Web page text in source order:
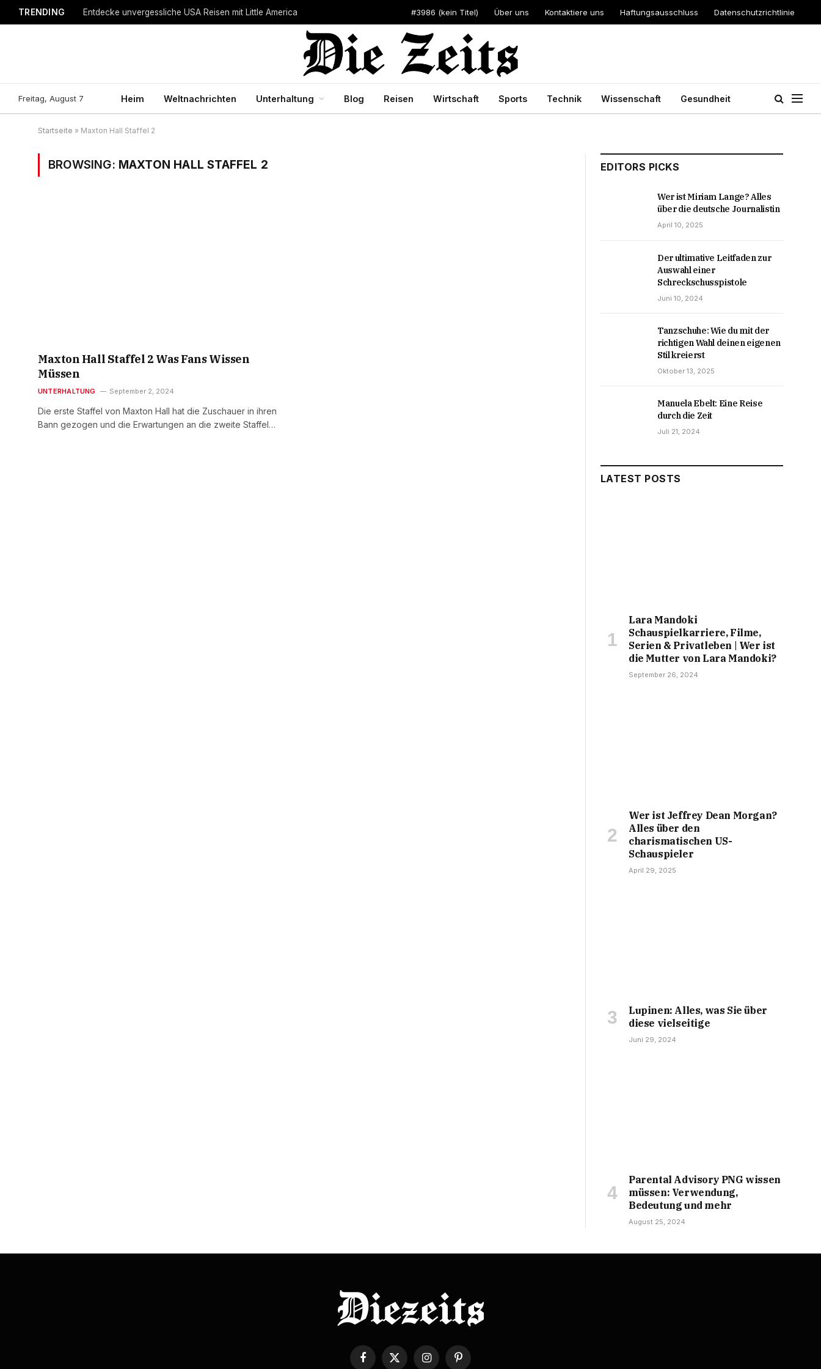
TRENDING Entdecke unvergessliche USA Reisen mit Little America #3986 (kein Titel) Über uns Kontaktiere uns Haftungsausschluss Datenschutzrichtlinie
Freitag, August 7 Heim Weltnachrichten Unterhaltung Blog Reisen Wirtschaft Sports Technik Wissenschaft Gesundheit
Startseite » Maxton Hall Staffel 2
BROWSING: MAXTON HALL STAFFEL 2
Maxton Hall Staffel 2 Was Fans Wissen
Müssen
UNTERHALTUNG September 2, 2024
Die erste Staffel von Maxton Hall hat die Zuschauer in ihren
Bann gezogen und die Erwartungen an die zweite Staffel…
EDITORS PICKS
Wer ist Miriam Lange? Alles
über die deutsche Journalistin
April 10, 2025
Der ultimative Leitfaden zur
Auswahl einer
Schreckschusspistole
Juni 10, 2024
Tanzschuhe: Wie du mit der
richtigen Wahl deinen eigenen
Stil kreierst
Oktober 13, 2025
Manuela Ebelt: Eine Reise
durch die Zeit
Juli 21, 2024
LATEST POSTS
Lara Mandoki
Schauspielkarriere, Filme,
Serien & Privatleben | Wer ist
die Mutter von Lara Mandoki?
September 26, 2024
Wer ist Jeffrey Dean Morgan?
Alles über den
charismatischen US-
Schauspieler
April 29, 2025
Lupinen: Alles, was Sie über
diese vielseitige
Juni 29, 2024
Parental Advisory PNG wissen
müssen: Verwendung,
Bedeutung und mehr
August 25, 2024
Facebook
X InstagramPinterest